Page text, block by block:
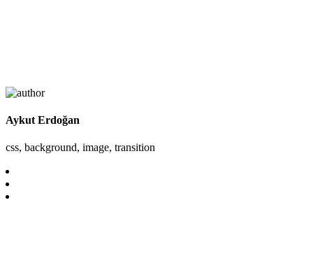
Aykut Erdoğan
css, background, image, transition